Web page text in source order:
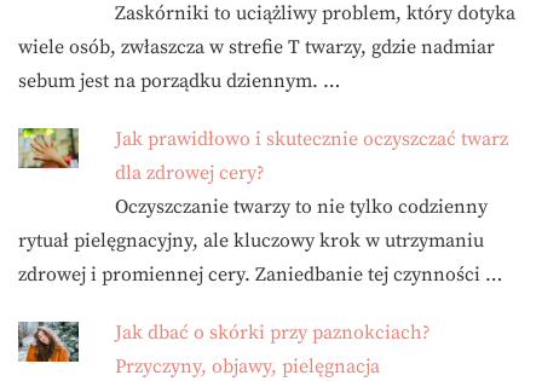
Zaskórniki to uciążliwy problem, który dotyka
wiele osób, zwłaszcza w strefie T twarzy, gdzie nadmiar
sebum jest na porządku dziennym. …
Jak prawidłowo i skutecznie oczyszczać twarz
dla zdrowej cery?
Oczyszczanie twarzy to nie tylko codzienny
rytuał pielęgnacyjny, ale kluczowy krok w utrzymaniu
zdrowej i promiennej cery. Zaniedbanie tej czynności …
Jak dbać o skórki przy paznokciach?
Przyczyny, objawy, pielęgnacja